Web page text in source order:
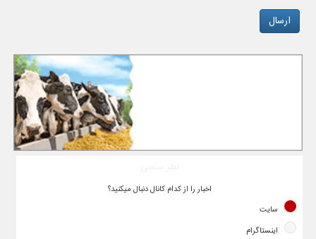
اخبار را از کدام کانال دنبال میکنید؟
سایت
اینستاگرام